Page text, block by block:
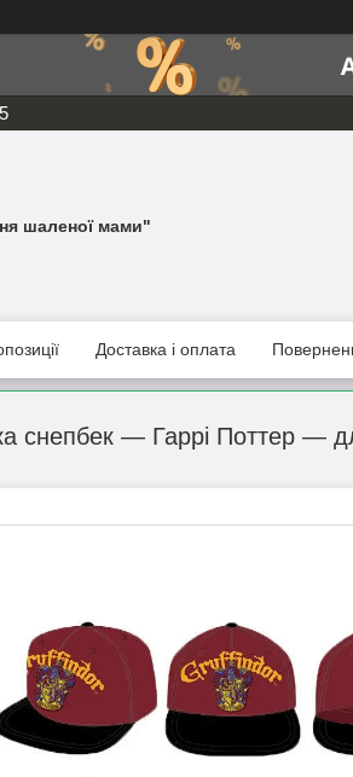
шаленої мами"
Доставка і оплата
снепбек — Гаррі Поттер —